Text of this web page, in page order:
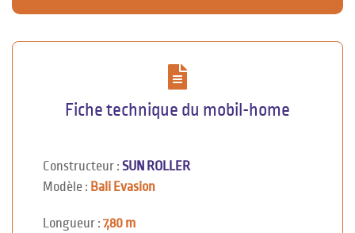
Fiche technique du mobil-home
Constructeur : SUN ROLLER
Modèle : Bali Evasion
Longueur : 7,80 m